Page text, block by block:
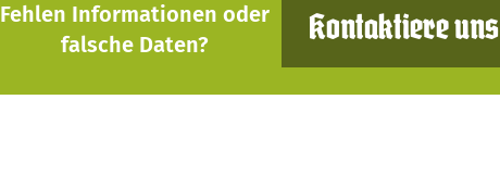
Fehlen Informationen oder
falsche Daten?
Kontaktiere uns